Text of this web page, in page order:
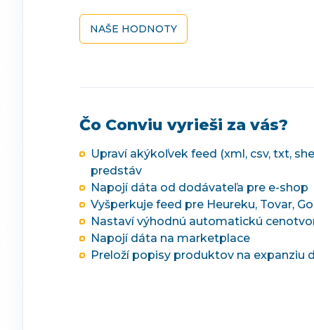
NAŠE HODNOTY
Čo Conviu vyrieši za vás?
Upraví akýkoľvek feed (xml, csv, txt,
predstáv
Napojí dáta od dodávateľa pre e-shop
Vyšperkuje feed pre Heureku, Tovar,
Nastaví výhodnú automatickú
Napojí dáta na marketplace
Preloží popisy produktov na expanziu